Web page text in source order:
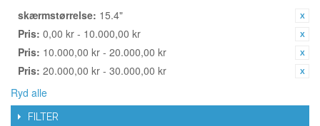
skærmstørrelse: 15.4"
Pris: 0,00 kr - 10.000,00 kr
Pris: 10.000,00 kr - 20.000,00 kr
Pris: 20.000,00 kr - 30.000,00 kr
Ryd alle
FILTER